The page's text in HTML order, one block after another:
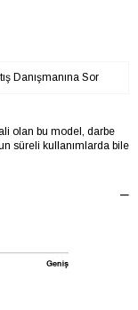
Danışmanına Sor
olan bu model, darbe
süreli kullanımlarda bile